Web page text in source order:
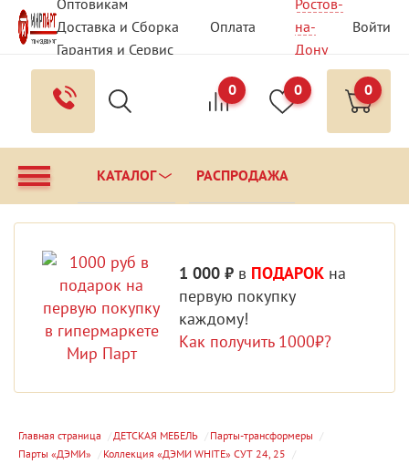
Оптовикам
Доставка и Сборка
Оплата
Гарантия и Сервис
Вопрос - Ответ
Контакты
Ростов-
на-
Дону
Войти
0 0 0
КАТАЛОГ РАСПРОДАЖА
1 000 ₽ в ПОДАРОК на
первую покупку
каждому!
Как получить 1000₽?
Главная страница ДЕТСКАЯ МЕБЕЛЬ
Парты-трансформеры
Парты «ДЭМИ»
Коллекция «ДЭМИ WHITE» СУТ 24, 25